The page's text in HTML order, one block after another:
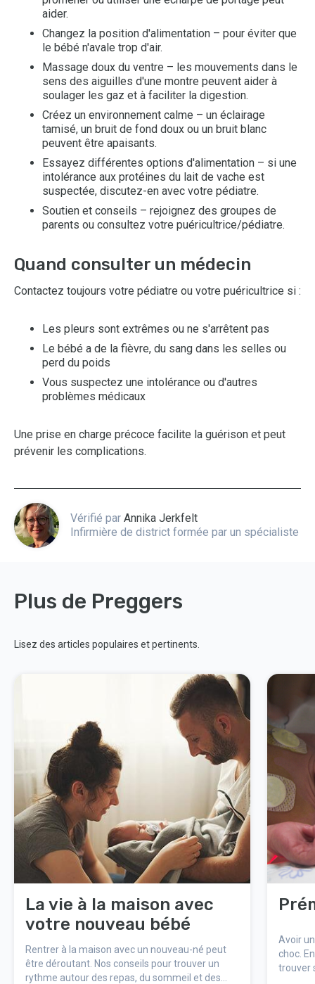
aider.
Changez la position d'alimentation – pour éviter que
le bébé n'avale trop d'air.
Massage doux du ventre – les mouvements dans le
sens des aiguilles d'une montre peuvent aider à
soulager les gaz et à faciliter la digestion.
Créez un environnement calme – un éclairage
tamisé, un bruit de fond doux ou un bruit blanc
peuvent être apaisants.
Essayez différentes options d'alimentation – si une
intolérance aux protéines du lait de vache est
suspectée, discutez-en avec votre pédiatre.
Soutien et conseils – rejoignez des groupes de
parents ou consultez votre puéricultrice/pédiatre.
Quand consulter un médecin
Contactez toujours votre pédiatre ou votre puéricultrice si :
Les pleurs sont extrêmes ou ne s'arrêtent pas
Le bébé a de la fièvre, du sang dans les selles ou
perd du poids
Vous suspectez une intolérance ou d'autres
problèmes médicaux
Une prise en charge précoce facilite la guérison et peut
prévenir les complications.
Vérifié par Annika Jerkfelt
Infirmière de district formée par un spécialiste
Plus de Preggers
Lisez des articles populaires et pertinents.
La vie à la maison avec
votre nouveau bébé
Rentrer à la maison avec un nouveau-né peut
être déroutant. Nos conseils pour trouver un
rythme autour des repas, du sommeil et des
Avoir
choc.
trouver